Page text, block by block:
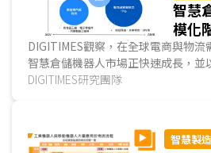
智慧
模化
決方
展
DIGITIMES觀察，在全球電商與物流
智慧倉儲機器人市場正快速成長，並
越AGV，成為倉儲自動化與智慧化的
DIGITIMES研究團隊
智慧製造